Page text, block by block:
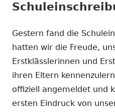
Gestern fand die
hatten wir die Freude,
Erstklässlerinnen und
ihren Eltern
offiziell angemeldet und
ersten Eindruck von